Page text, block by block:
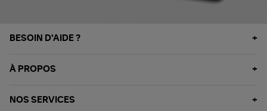
BESOIN D'AIDE ?
À PROPOS
NOS SERVICES